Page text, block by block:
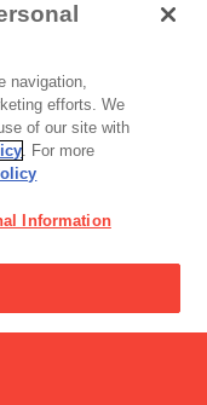
イエローリボン「ベ
navigation,
efforts. We
of our site with
. For more
Information